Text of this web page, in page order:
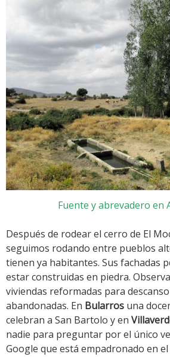
Fuente y abrevadero en
Después de rodear el cerro de El
seguimos rodando entre pueblos
tienen ya habitantes. Sus fachadas
estar construidas en piedra.
viviendas reformadas para
abandonadas. En Bularros una
celebran a San Bartolo y en
nadie para preguntar por el único
Google que está empadronado en